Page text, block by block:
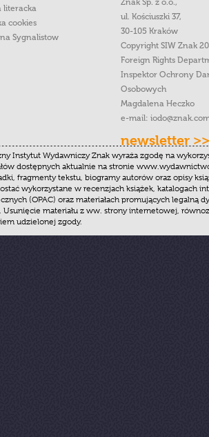
literacka
cookies
Sygnalistow
Znak Sp. z o.o.,
ul. Kościuszki 37,
30-105 Kraków
Copyright SIW Znak
Foreign Rights
Inspektor Ochrony
Osobowych
Magdalena Heczko
e-mail:
newsletter >>
Instytut Wydawniczy Znak wyraża zgodę na
dostępnych aktualnie na stronie
fragmenty tekstu, biogramy autorów oraz opisy
wykorzystane w recenzjach książek, katalogach
(OPAC) oraz materiałach promujących legalną
Usunięcie materiału z ww. strony internetowej,
udzielonej zgody.